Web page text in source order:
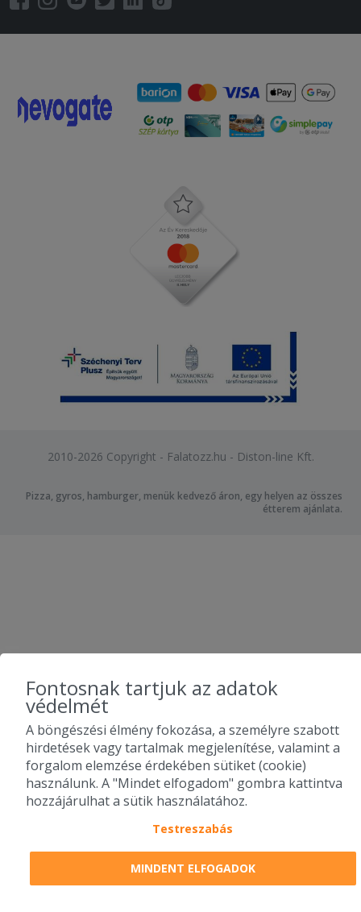
2010-2026 Copyright - Falatozz.hu - Diston-line Kft.
Pizza, gyros, hamburger, menük kedvező áron, egy helyen az összes
étterem ajánlata.
Fontosnak tartjuk az adatok
védelmét
A böngészési élmény fokozása, a személyre szabott
hirdetések vagy tartalmak megjelenítése, valamint a
forgalom elemzése érdekében sütiket (cookie)
használunk. A "Mindet elfogadom" gombra kattintva
hozzájárulhat a sütik használatához.
Testreszabás
MINDENT ELFOGADOK